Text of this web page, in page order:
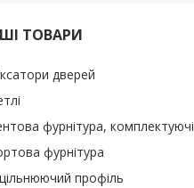
ТОВАРИ
дверей
фурнітура, комплектуючі
фурнітура
профіль